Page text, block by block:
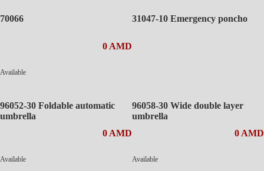
70066
0 AMD
Available
31047-10 Emergency poncho
96052-30 Foldable automatic
umbrella
0 AMD
Available
96058-30 Wide double layer
umbrella
0 AMD
Available